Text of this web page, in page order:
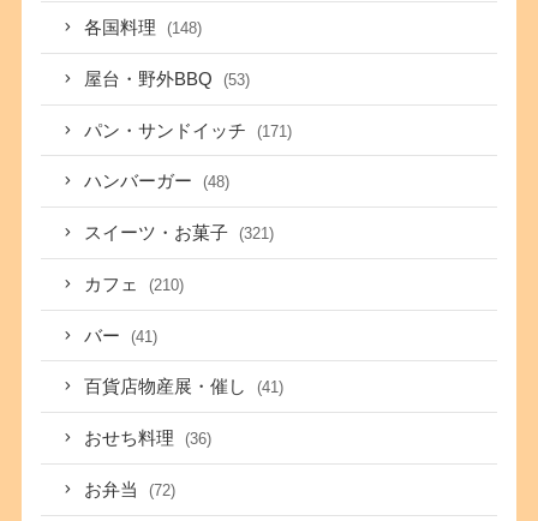
各国料理 (148)
屋台・野外BBQ (53)
パン・サンドイッチ (171)
ハンバーガー (48)
スイーツ・お菓子 (321)
カフェ (210)
バー (41)
百貨店物産展・催し (41)
おせち料理 (36)
お弁当 (72)